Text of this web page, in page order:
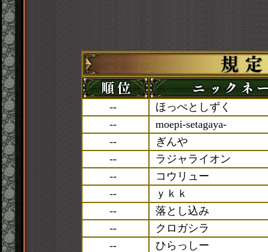
--
ほっぺとしずく
--
moepi-setagaya-
--
ぎんや
--
ラジャライオン
--
コウリュー
--
ｙｋｋ
--
落とし込み
--
クロガシラ
--
ひらっしー